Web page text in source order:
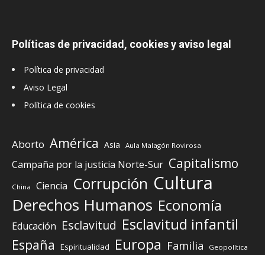
Políticas de privacidad, cookies y aviso legal
Política de privacidad
Aviso Legal
Política de cookies
Aborto América Asia Aula Malagón Rovirosa
Campaña por la justicia Norte-Sur Capitalismo
China Ciencia Corrupción Cultura
Derechos Humanos Economía
Educación Esclavitud Esclavitud infantil
España Espiritualidad Europa Familia Geopolítica